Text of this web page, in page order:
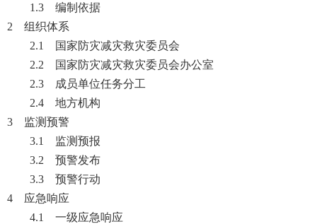
1.3 编制依据
2 组织体系
2.1 国家防灾减灾救灾委员会
2.2 国家防灾减灾救灾委员会办公室
2.3 成员单位任务分工
2.4 地方机构
3 监测预警
3.1 监测预报
3.2 预警发布
3.3 预警行动
4 应急响应
4.1 一级应急响应